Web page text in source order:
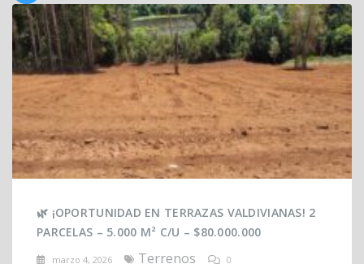
🌿 ¡OPORTUNIDAD EN TERRAZAS VALDIVIANAS! 2
PARCELAS – 5.000 M² C/U – $80.000.000
marzo 4, 2026 Terrenos 0